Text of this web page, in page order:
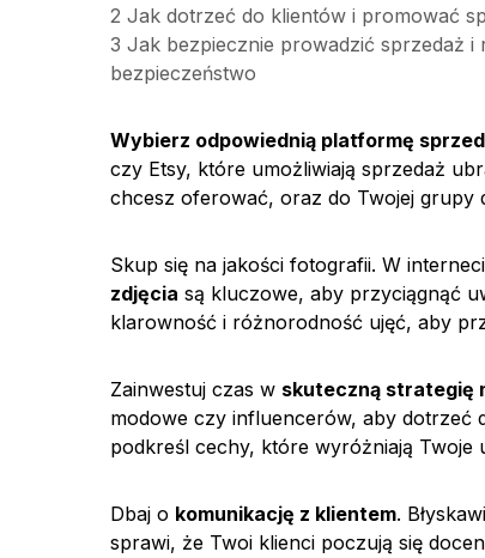
2 Jak dotrzeć do klientów i promować
3 Jak bezpiecznie prowadzić sprzedaż i
bezpieczeństwo
Wybierz odpowiednią platformę
czy Etsy, które umożliwiają sprzedaż
chcesz oferować, oraz do Twojej grupy
Skup się na jakości fotografii. W
zdjęcia są kluczowe, aby przyciągnąć
klarowność i różnorodność ujęć, aby
Zainwestuj czas w skuteczną strategię
modowe czy influencerów, aby dotrzeć
podkreśl cechy, które wyróżniają Twoje
Dbaj o komunikację z klientem.
sprawi, że Twoi klienci poczują się